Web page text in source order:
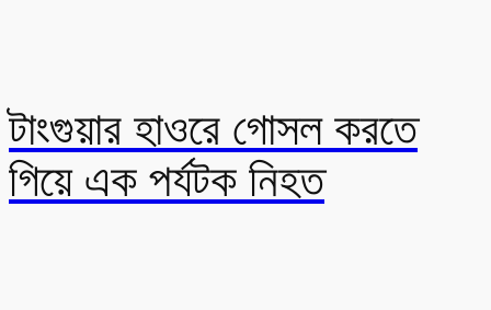
টাংগুয়ার হাওরে গোসল করতে
গিয়ে এক পর্যটক নিহত